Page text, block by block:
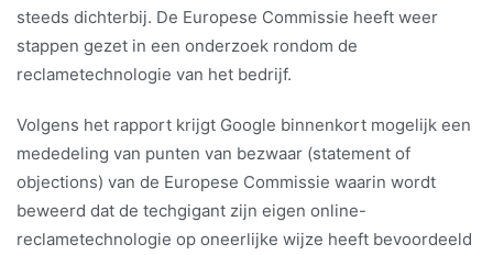
steeds dichterbij. De Europese Commissie heeft weer
stappen gezet in een onderzoek rondom de
reclametechnologie van het bedrijf.
Volgens het rapport krijgt Google binnenkort mogelijk een
mededeling van punten van bezwaar (statement of
objections) van de Europese Commissie waarin wordt
beweerd dat de techgigant zijn eigen online-
reclametechnologie op oneerlijke wijze heeft bevoordeeld